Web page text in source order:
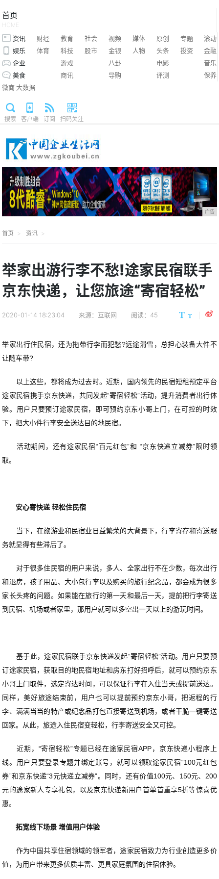
首页
HOME
资讯 财经 教育 社会 视频 媒体 原创 专题
滚动
娱乐
体育 科技 股市 金银 人物 头条 投资
金融
企业
游戏 八卦 电影
音乐
美食
商讯 导购 评测
保养
微商 大数据
搜索 客户端 订阅 扫码关注
广告
首页 资讯
举家出游行李不愁!途家民宿联手
京东快递，让您旅途“寄宿轻松”
2020-01-14 18:23:04 来源：互联网 阅读：45
举家出行住民宿，还为拖带行李而犯愁?远途滑雪，总担心装备大件不
让随车带?
以上这些，都将成为过去时。近期，国内领先的民宿短租预定平台
途家民宿携手京东快递，共同发起“寄宿轻松”活动，提升消费者出行体
验。用户只要预订途家民宿，即可预约京东小哥上门，在可控的时效
下，把大小件行李安全送达目的地民宿。
活动期间，还有途家民宿“百元红包”和 “京东快递立减券”限时领
取。
安心寄快递 轻松住民宿
当下，在旅游业和民宿业日益繁荣的大背景下，行李寄存和寄送服
务就显得有些滞后了。
对于很多住民宿的用户来说，多人、全家出行不在少数，每次出行
和退房，孩子用品、大小包行李以及购买的旅行纪念品，都会成为很多
家长头疼的问题。如果能在旅行的第一天和最后一天，提前把行李寄送
到民宿、机场或者家里，那用户就可以多空出一天以上的游玩时间。
基于此，途家民宿联手京东快递发起“寄宿轻松”活动。用户只要预
订途家民宿，获取目的地民宿地址和房东打好招呼后，就可以预约京东
小哥上门取件，选定寄达时间，可以保证行李在入住当天或提前送达。
同样，美好旅途结束前，用户也可以提前预约京东小哥，把返程的行
李、满满当当的特产或纪念品打包直接寄送到机场，或者干脆一键寄送
回家。从此，旅途入住民宿变轻松，行李寄送安全又可控。
近期，“寄宿轻松”专题已经在途家民宿APP，京东快递小程序上
线。用户只要登录专题并绑定账号，就可以领取途家民宿“100元红包
券”和京东快递“3元快递立减券”。同时，还有价值100元、150元、200
元的途家新人专享礼包，以及京东快递新用户首单首重享5折等惊喜优
惠。
拓宽线下场景 增值用户体验
作为中国共享住宿领域的领军者，途家民宿致力为行业创造更多价
值，为用户带来更多优质丰富、更具家庭氛围的住宿体验。